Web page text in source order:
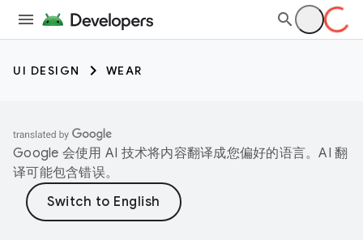
UI DESIGN WEAR
Google 会使用 AI 技术将内容翻译成您偏好的语言。AI 翻
译可能包含错误。